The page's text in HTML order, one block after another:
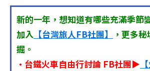
新的一年，想知道有哪些充滿季節
加入 【台灣旅人FB社團】
，更多
掘。
•台鐵火車自由行討論 FB社團▶